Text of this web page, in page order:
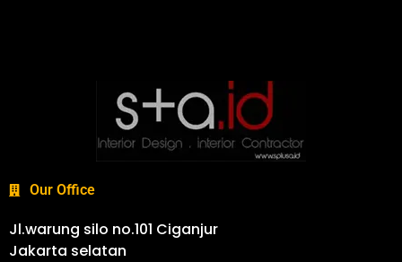
Our Office
Jl.warung silo no.101 Ciganjur
Jakarta selatan